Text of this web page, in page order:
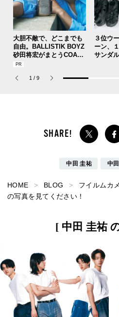
大胆不敵で、どこまでも
自由。BALLISTIK BOYZ
砂田将宏がまとうCOACH
の新作フレグランス「コ
パルファム」
３位ウ
ーン、
サンダ
1 / 9
中田 圭祐 中
HOME BLOG
フイルムカ
の写真を見てください！
[ 中田 圭祐